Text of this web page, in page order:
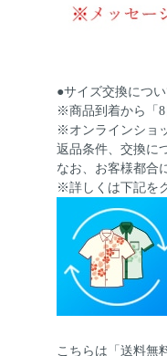
●サイズ交換につ
※商品到着から「8
※オンラインショ
返品条件、交換に
なお、お客様都合
※詳しくは下記を
こちらは「送料無